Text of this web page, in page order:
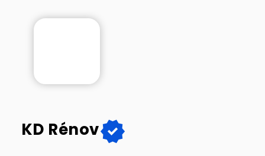
KD Rénovverified